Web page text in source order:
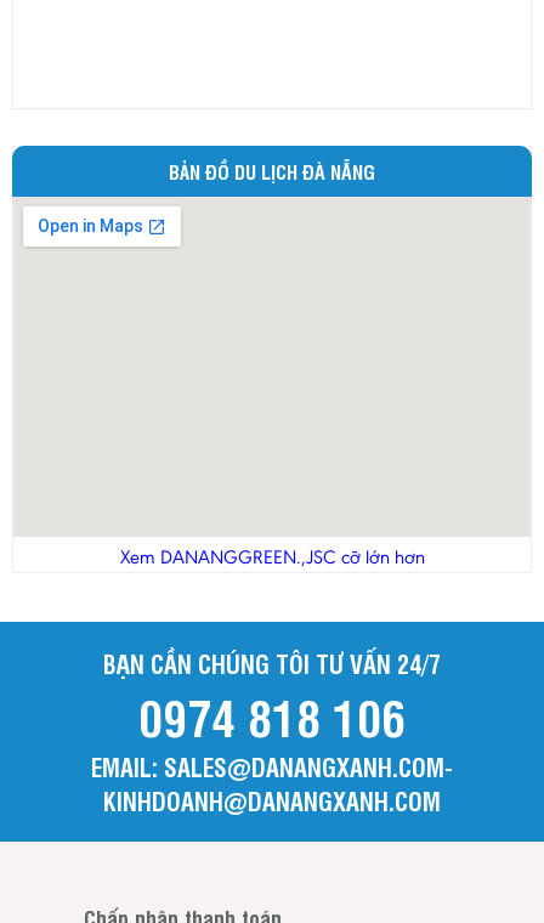
Quảng Bình
Quảng Ngãi
Quảng Ninh
Tuyên Quang
BẢN ĐỒ DU LỊCH ĐÀ NẴNG
Xem DANANGGREEN.,JSC cỡ lớn hơn
BẠN CẦN CHÚNG TÔI TƯ VẤN 24/7
0974 818 106
EMAIL: SALES@DANANGXANH.COM-
KINHDOANH@DANANGXANH.COM